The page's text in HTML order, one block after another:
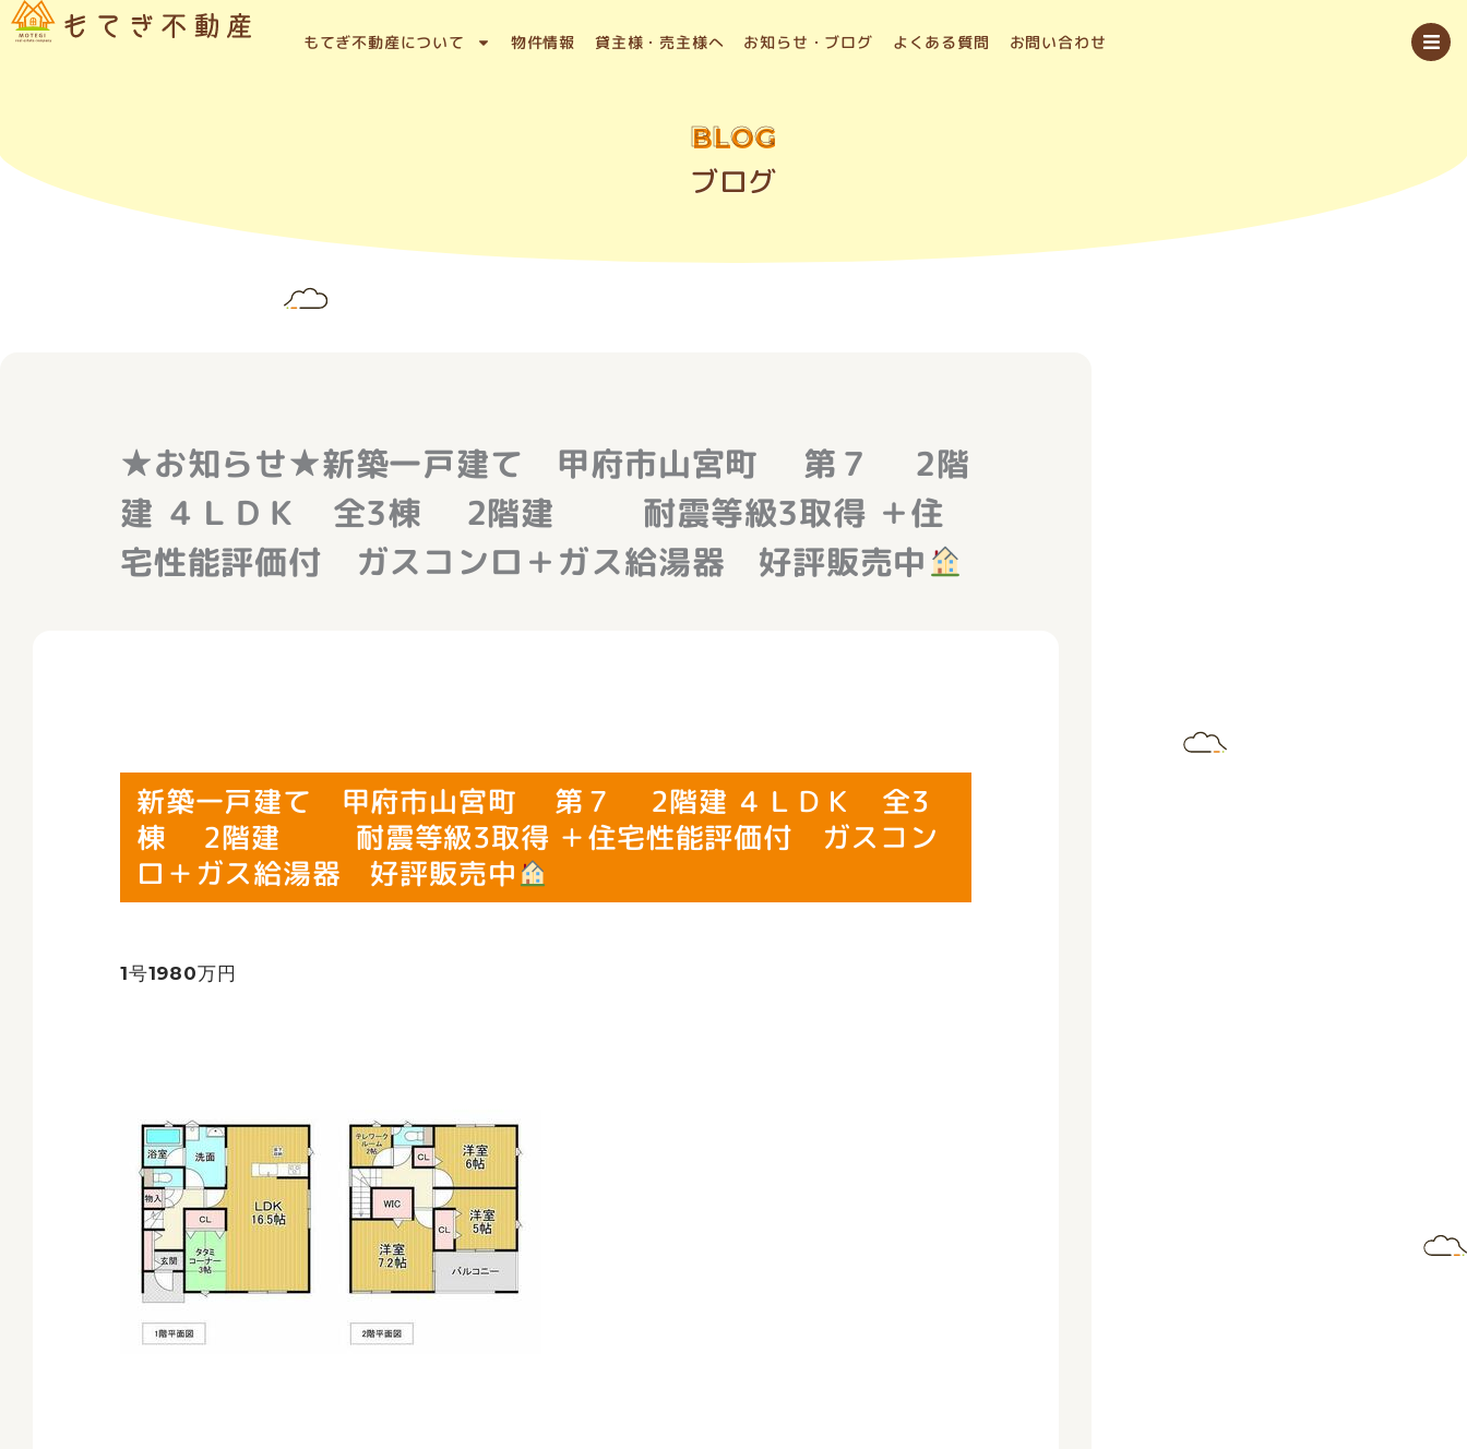
内
容
プ
もてぎ不動産について 物件情報 貸主様・売主様へ お知らせ・ブログ よくある質問 お問い合わせ
BLOG
ブログ
★お知らせ★新築一戸建て 甲府市山宮町 第７ 2階
建 ４ＬＤＫ 全3棟 2階建 耐震等級3取得 ＋住
宅性能評価付 ガスコンロ＋ガス給湯器 好評販売中
新築一戸建て 甲府市山宮町 第７ 2階建 ４ＬＤＫ 全3
棟 2階建 耐震等級3取得 ＋住宅性能評価付 ガスコン
ロ＋ガス給湯器 好評販売中
1号1980万円